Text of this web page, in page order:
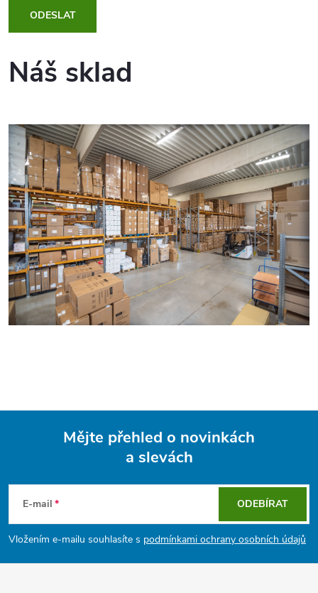
ODESLAT
Náš sklad
p
a
Mějte přehled o novinkách
a slevách
E-mail
Vložením e-mailu souhlasíte s podmínkami ochrany osobních údajů
ODEBÍRAT